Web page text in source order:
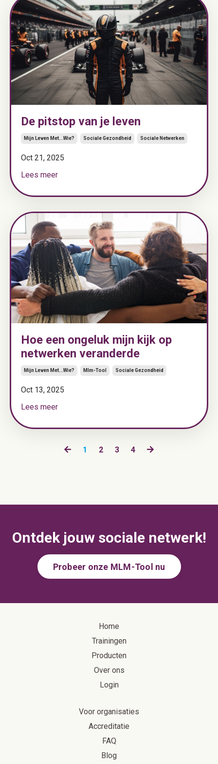
De pitstop van je leven
Mijn Leven Met...wie? Sociale Gezondheid Sociale Netwerken
Oct 21, 2025
Lees meer
Hoe een ongeluk mijn kijk op
netwerken veranderde
Mijn Leven Met...wie? Mlm-Tool Sociale Gezondheid
Oct 13, 2025
Lees meer
1 2 3 4
Ontdek jouw sociale netwerk!
Probeer onze MLM-Tool nu
Home
Trainingen
Producten
Over ons
Login
Voor organisaties
Accreditatie
FAQ
Blog